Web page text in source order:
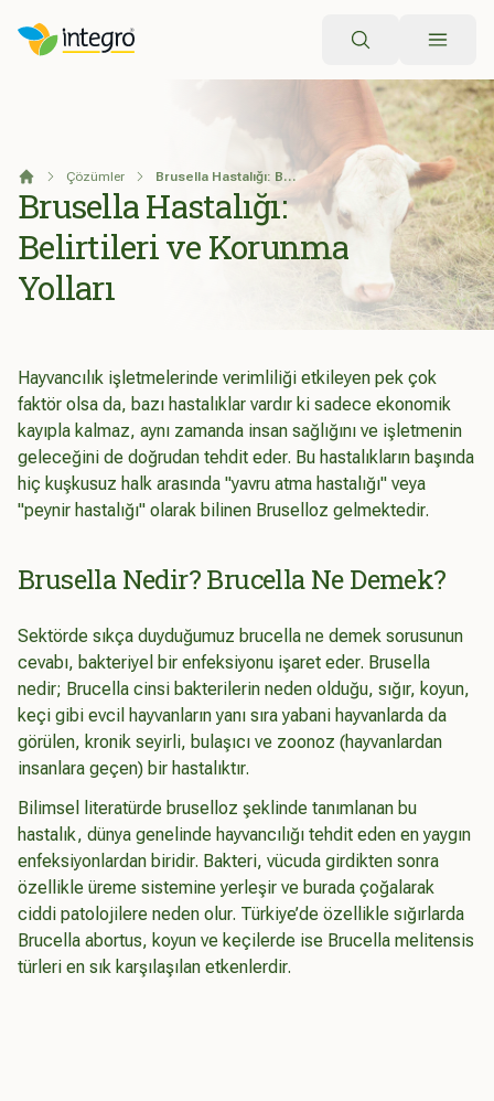
Arama
Anasayfa Çözümler Brusella Hastalığı: Belirtileri ve Korunma Yolları
Brusella Hastalığı:
Belirtileri ve Korunma
Yolları
Hayvancılık işletmelerinde verimliliği etkileyen pek çok
faktör olsa da, bazı hastalıklar vardır ki sadece ekonomik
kayıpla kalmaz, aynı zamanda insan sağlığını ve işletmenin
geleceğini de doğrudan tehdit eder. Bu hastalıkların başında
hiç kuşkusuz halk arasında "yavru atma hastalığı" veya
"peynir hastalığı" olarak bilinen Bruselloz gelmektedir.
Brusella Nedir? Brucella Ne Demek?
Sektörde sıkça duyduğumuz brucella ne demek sorusunun
cevabı, bakteriyel bir enfeksiyonu işaret eder. Brusella
nedir; Brucella cinsi bakterilerin neden olduğu, sığır, koyun,
keçi gibi evcil hayvanların yanı sıra yabani hayvanlarda da
görülen, kronik seyirli, bulaşıcı ve zoonoz (hayvanlardan
insanlara geçen) bir hastalıktır.
Bilimsel literatürde bruselloz şeklinde tanımlanan bu
hastalık, dünya genelinde hayvancılığı tehdit eden en yaygın
enfeksiyonlardan biridir. Bakteri, vücuda girdikten sonra
özellikle üreme sistemine yerleşir ve burada çoğalarak
ciddi patolojilere neden olur. Türkiye’de özellikle sığırlarda
Brucella abortus, koyun ve keçilerde ise Brucella melitensis
türleri en sık karşılaşılan etkenlerdir.